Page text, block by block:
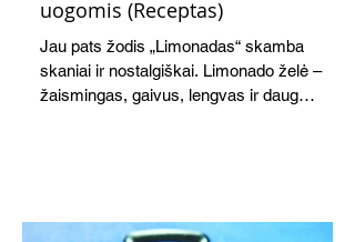
uogomis (Receptas)
Jau pats žodis „Limonadas“ skamba
skaniai ir nostalgiškai. Limonado želė –
žaismingas, gaivus, lengvas ir daug